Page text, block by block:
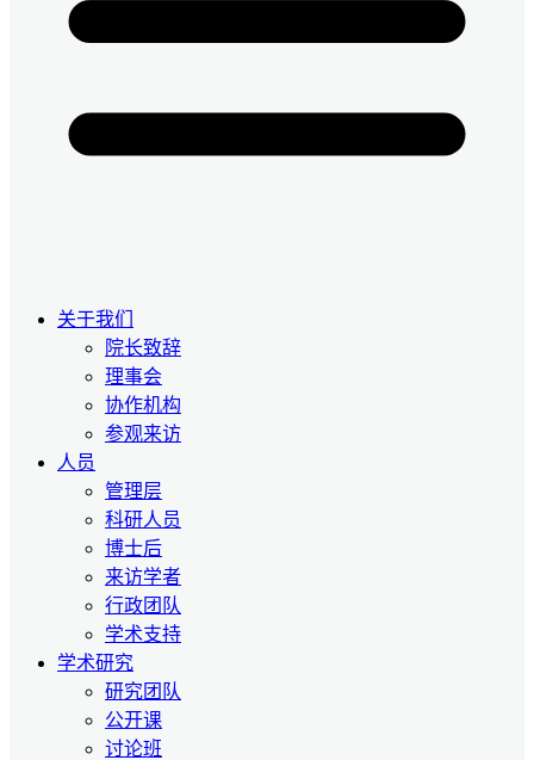
关于我们
院长致辞
理事会
协作机构
参观来访
人员
管理层
科研人员
博士后
来访学者
行政团队
学术支持
学术研究
研究团队
公开课
讨论班